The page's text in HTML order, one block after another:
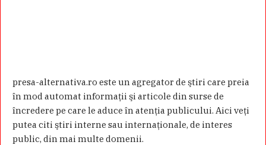
presa-alternativa.ro este un agregator de ştiri care preia
în mod automat informaţii şi articole din surse de
încredere pe care le aduce în atenţia publicului. Aici veţi
putea citi ştiri interne sau internaţionale, de interes
public, din mai multe domenii.